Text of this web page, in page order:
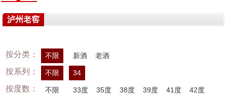
泸州老窖
按分类： 不限 新酒 老酒
按系列： 不限 34
按度数： 不限 33度 35度 38度 39度 41度
42度